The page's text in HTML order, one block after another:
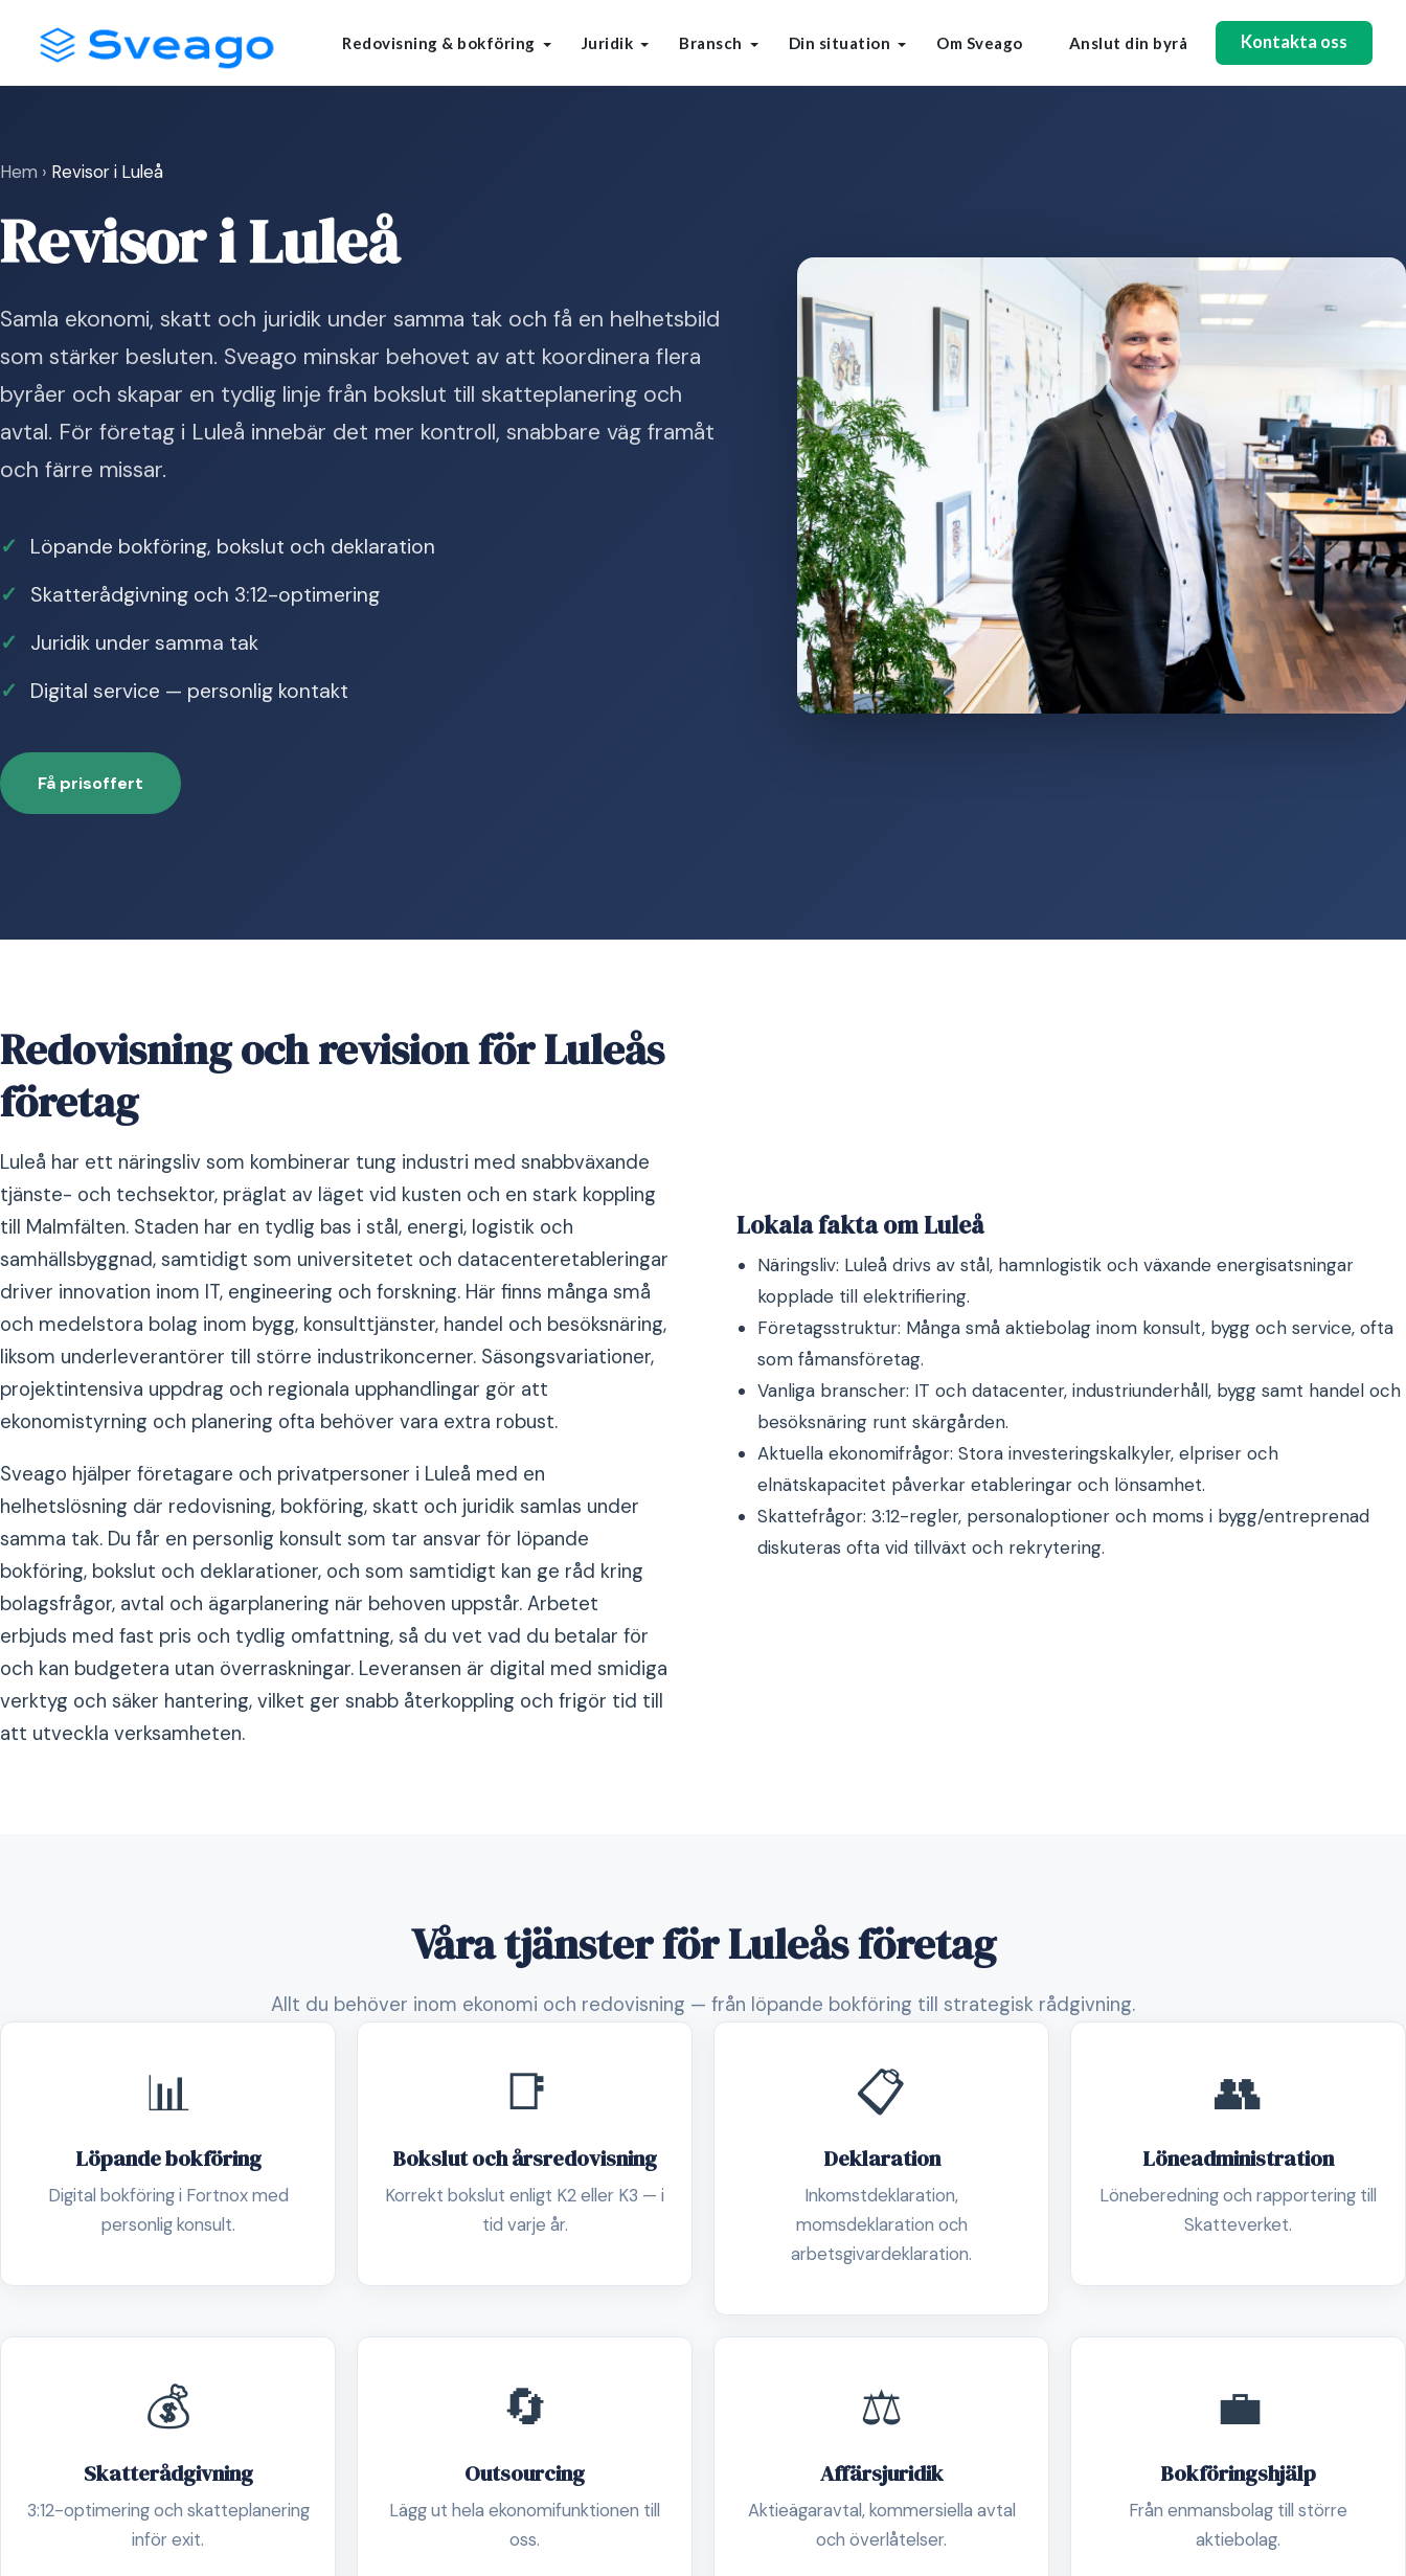
Redovisning & bokföring Juridik Bransch Din situation Om Sveago Anslut din byrå Kontakta oss
Hem › Revisor i Luleå
Revisor i Luleå
Samla ekonomi, skatt och juridik under samma tak och få en helhetsbild
som stärker besluten. Sveago minskar behovet av att koordinera flera
byråer och skapar en tydlig linje från bokslut till skatteplanering och
avtal. För företag i Luleå innebär det mer kontroll, snabbare väg framåt
och färre missar.
Löpande bokföring, bokslut och deklaration
Skatterådgivning och 3:12-optimering
Juridik under samma tak
Digital service — personlig kontakt
Få prisoffert
Redovisning och revision för Luleås
företag
Luleå har ett näringsliv som kombinerar tung industri med snabbväxande
tjänste- och techsektor, präglat av läget vid kusten och en stark koppling
till Malmfälten. Staden har en tydlig bas i stål, energi, logistik och
samhällsbyggnad, samtidigt som universitetet och datacenteretableringar
driver innovation inom IT, engineering och forskning. Här finns många små
och medelstora bolag inom bygg, konsulttjänster, handel och besöksnäring,
liksom underleverantörer till större industrikoncerner. Säsongsvariationer,
projektintensiva uppdrag och regionala upphandlingar gör att
ekonomistyrning och planering ofta behöver vara extra robust.
Sveago hjälper företagare och privatpersoner i Luleå med en
helhetslösning där redovisning, bokföring, skatt och juridik samlas under
samma tak. Du får en personlig konsult som tar ansvar för löpande
bokföring, bokslut och deklarationer, och som samtidigt kan ge råd kring
bolagsfrågor, avtal och ägarplanering när behoven uppstår. Arbetet
erbjuds med fast pris och tydlig omfattning, så du vet vad du betalar för
och kan budgetera utan överraskningar. Leveransen är digital med smidiga
verktyg och säker hantering, vilket ger snabb återkoppling och frigör tid till
att utveckla verksamheten.
Lokala fakta om Luleå
Näringsliv: Luleå drivs av stål, hamnlogistik och växande energisatsningar
kopplade till elektrifiering.
Företagsstruktur: Många små aktiebolag inom konsult, bygg och service, ofta
som fåmansföretag.
Vanliga branscher: IT och datacenter, industriunderhåll, bygg samt handel och
besöksnäring runt skärgården.
Aktuella ekonomifrågor: Stora investeringskalkyler, elpriser och
elnätskapacitet påverkar etableringar och lönsamhet.
Skattefrågor: 3:12-regler, personaloptioner och moms i bygg/entreprenad
diskuteras ofta vid tillväxt och rekrytering.
Våra tjänster för Luleås företag
Allt du behöver inom ekonomi och redovisning — från löpande bokföring till strategisk rådgivning.
📊
Löpande bokföring
Digital bokföring i Fortnox med
personlig konsult.
📑
Bokslut och årsredovisning
Korrekt bokslut enligt K2 eller K3 — i
tid varje år.
📋
Deklaration
Inkomstdeklaration,
momsdeklaration och
arbetsgivardeklaration.
👥
Löneadministration
Löneberedning och rapportering till
Skatteverket.
💰
Skatterådgivning
3:12-optimering och skatteplanering
inför exit.
🔄
Outsourcing
Lägg ut hela ekonomifunktionen till
oss.
⚖️
Affärsjuridik
Aktieägaravtal, kommersiella avtal
och överlåtelser.
💼
Bokföringshjälp
Från enmansbolag till större
aktiebolag.